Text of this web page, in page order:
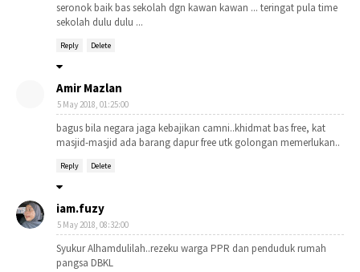
seronok baik bas sekolah dgn kawan kawan ... teringat pula time
sekolah dulu dulu ...
Reply Delete
Amir Mazlan
5 May 2018, 01:25:00
bagus bila negara jaga kebajikan camni..khidmat bas free, kat
masjid-masjid ada barang dapur free utk golongan memerlukan..
Reply Delete
iam.fuzy
5 May 2018, 08:32:00
Syukur Alhamdulilah..rezeku warga PPR dan penduduk rumah
pangsa DBKL